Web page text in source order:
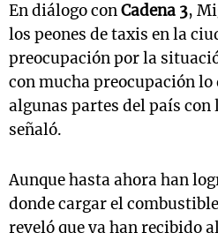
En diálogo conCadena 3,
los peones de taxis en la
preocupación por la
con mucha preocupación lo
algunas partes del país con
señaló.
Aunque hasta ahora han
donde cargar el
reveló que ya han recibido